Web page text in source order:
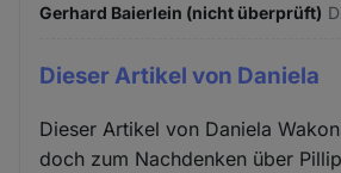
Gerhard Baierlein (nicht überprüft)
Dieser Artikel von Daniela
Dieser Artikel von Daniela
doch zum Nachdenken über